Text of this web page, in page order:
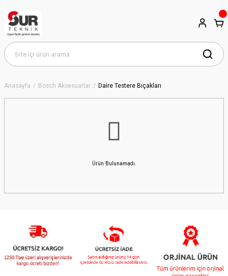
Anasayfa Bosch Aksesuarlar Daire Testere Bıçakları
Ürün Bulunamadı.